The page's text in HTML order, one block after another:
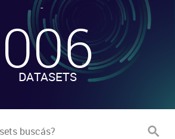
-
006
DATASETS